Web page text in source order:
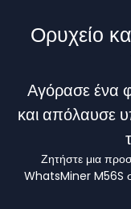
Ορυχείο
Αγόρασε ένα
και απόλαυσε
Ζητήστε μια
WhatsMiner M56S